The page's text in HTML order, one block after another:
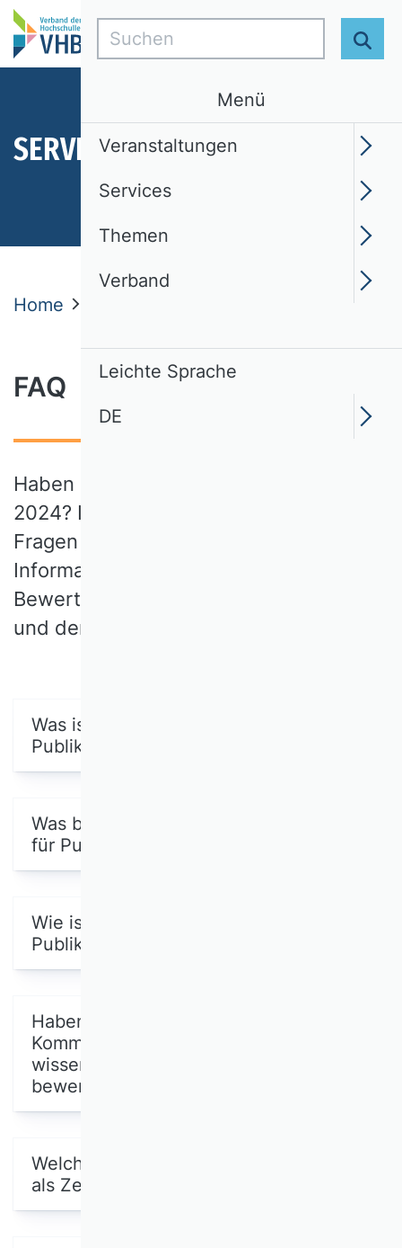
SERVICES
Home FAQ
FAQ
Haben Sie Fragen zum VHB-Rating
2024? In unseren häufig gestellten
Fragen (FAQ) finden Sie alle wichtigen
Informationen zu den
Bewertungsprozessen, den Kriterien
und der Methodik hinter dem Rating.
Was ist das VHB Rating 2024 für
Publikationsmedien?
Was bezweckt das VHB Rating 2024
für Publikationsmedien?
Wie ist das VHB Rating 2024 für
Publikationsmedien aufgebaut?
Haben alle wissenschaftlichen
Kommissionen im VHB
wissenschaftliche Zeitschriften
bewertet?
Welche anderen Publikationsmedien
als Zeitschriften wurden bewertet?
Suchen
Menü
Veranstaltungen
Services
Themen
Verband
Leichte Sprache
DE